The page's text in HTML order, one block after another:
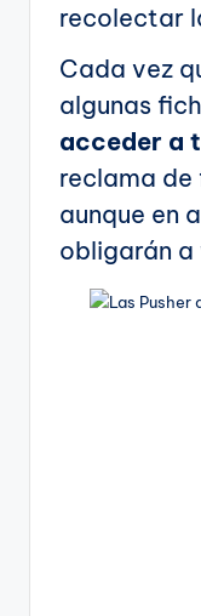
recolectar
Cada vez
algunas
acceder a
reclama de
aunque en
obligarán a